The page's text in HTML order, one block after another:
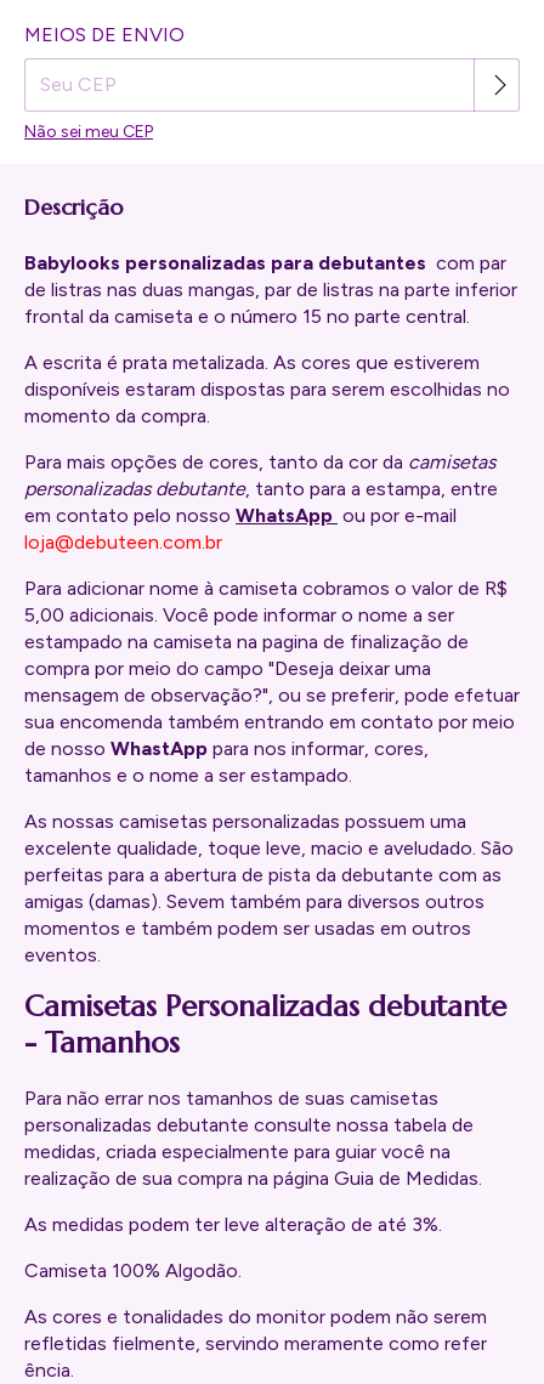
Entregas para o CEP:
MEIOS DE ENVIO
Não sei meu CEP
Descrição
Babylooks personalizadas para debutantes com par
de listras nas duas mangas, par de listras na parte inferior
frontal da camiseta e o número 15 no parte central.
A escrita é prata metalizada. As cores que estiverem
disponíveis estaram dispostas para serem escolhidas no
momento da compra.
Para mais opções de cores, tanto da cor da camisetas
personalizadas debutante, tanto para a estampa, entre
em contato pelo nosso WhatsApp ou por e-mail
loja@debuteen.com.br
Para adicionar nome à camiseta cobramos o valor de R$
5,00 adicionais. Você pode informar o nome a ser
estampado na camiseta na pagina de finalização de
compra por meio do campo "Deseja deixar uma
mensagem de observação?", ou se preferir, pode efetuar
sua encomenda também entrando em contato por meio
de nosso WhastApp para nos informar, cores,
tamanhos e o nome a ser estampado.
As nossas camisetas personalizadas possuem uma
excelente qualidade, toque leve, macio e aveludado. São
perfeitas para a abertura de pista da debutante com as
amigas (damas). Sevem também para diversos outros
momentos e também podem ser usadas em outros
eventos.
Camisetas Personalizadas debutante
- Tamanhos
Para não errar nos tamanhos de suas camisetas
personalizadas debutante consulte nossa tabela de
medidas, criada especialmente para guiar você na
realização de sua compra na página Guia de Medidas.
As medidas podem ter leve alteração de até 3%.
Camiseta 100% Algodão.
As cores e tonalidades do monitor podem não serem
refletidas fielmente, servindo meramente como refer​
ência.